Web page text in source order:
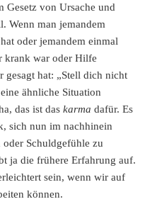
Gesetz von Ursache und
Wenn man jemandem
oder jemandem einmal
krank war oder Hilfe
gesagt hat: „Stell dich nicht
ähnliche Situation
das ist das karma dafür. Es
sich nun im nachhinein
Schuldgefühle zu
ja die frühere Erfahrung auf.
sein, wenn wir auf
können.